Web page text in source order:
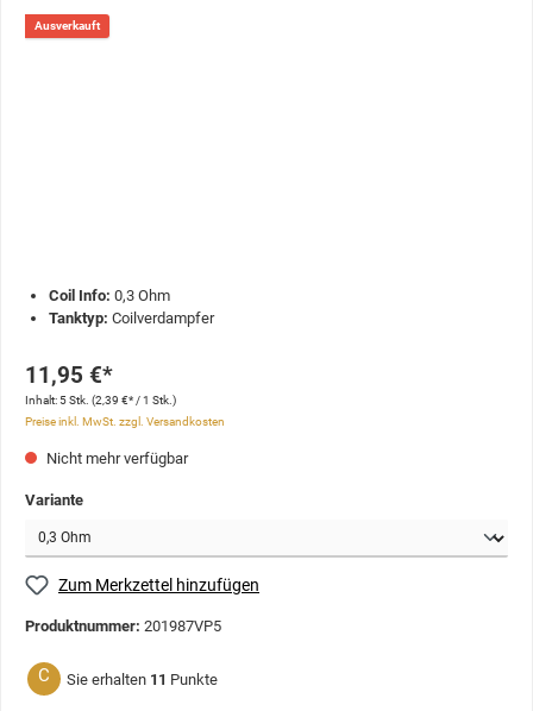
Ausverkauft
Coil Info: 0,3 Ohm
Tanktyp: Coilverdampfer
11,95 €*
Inhalt:5 Stk. (2,39 €* / 1 Stk.)
Preise inkl. MwSt. zzgl. Versandkosten
Nicht mehr verfügbar
Variante
Zum Merkzettel hinzufügen
Produktnummer: 201987VP5
C Sie erhalten 11 Punkte